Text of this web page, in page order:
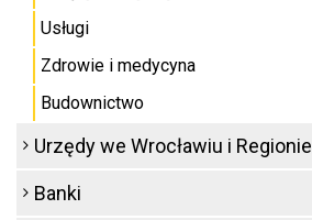
Usługi
Zdrowie i medycyna
Budownictwo
Urzędy we Wrocławiu i Regionie
Banki